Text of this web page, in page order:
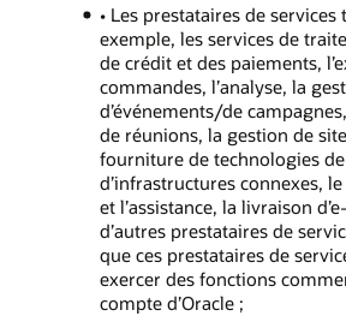
• Les prestataires de services
exemple, les services de
de crédit et des paiements,
commandes, l’analyse, la
d’événements/de
de réunions, la gestion de
fourniture de technologies
d’infrastructures connexes,
et l’assistance, la livraison
d’autres prestataires de
que ces prestataires de
exercer des fonctions
compte d’Oracle ;